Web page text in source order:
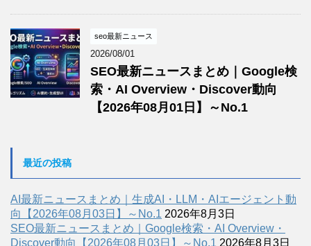
seo最新ニュース
2026/08/01
SEO最新ニュースまとめ｜Google検
索・AI Overview・Discover動向
【2026年08月01日】～No.1
最近の投稿
AI最新ニュースまとめ｜生成AI・LLM・AIエージェント動
向【2026年08月03日】～No.1 2026年8月3日
SEO最新ニュースまとめ｜Google検索・AI Overview・
Discover動向【2026年08月03日】～No.1 2026年8月3日